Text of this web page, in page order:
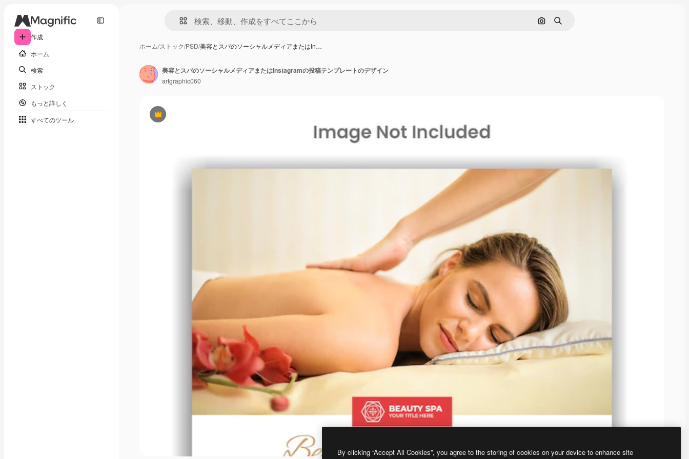
作成
ホーム
検索
ストック
もっと詳しく
すべてのツール
画像で検索
検索
ホーム/ストック/PSD/美容とスパのソーシャルメディアまたはIn…
Premium
美容とスパのソーシャルメディアまたはInstagramの投稿テンプレートのデザイン
artgraphic060
By clicking “Accept All Cookies”, you agree to the storing of cookies on your device to enhance site